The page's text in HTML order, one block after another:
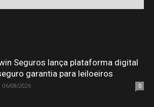
Seguros lança plataforma digital
garantia para leiloeiros
06/08/2026 0